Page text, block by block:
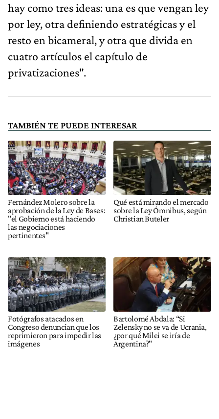
hay como tres ideas: una es que vengan ley
por ley, otra definiendo estratégicas y el
resto en bicameral, y otra que divida en
cuatro artículos el capítulo de
privatizaciones".
TAMBIÉN TE PUEDE INTERESAR
Fernández Molero sobre la
aprobación de la Ley de Bases:
"el Gobierno está haciendo
las negociaciones
pertinentes"
Qué está mirando el mercado
sobre la Ley Ómnibus, según
Christian Buteler
Fotógrafos atacados en
Congreso denuncian que los
reprimieron para impedir las
imágenes
Bartolomé Abdala: “Si
Zelensky no se va de Ucrania,
¿por qué Milei se iría de
Argentina?"